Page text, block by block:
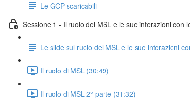
Le GCP scaricabili
Sessione 1 - Il ruolo del MSL e le sue interazioni con
Le slide sul ruolo del MSL e le sue interazioni
Il ruolo di MSL (30:49)
Il ruolo di MSL 2° parte (31:32)